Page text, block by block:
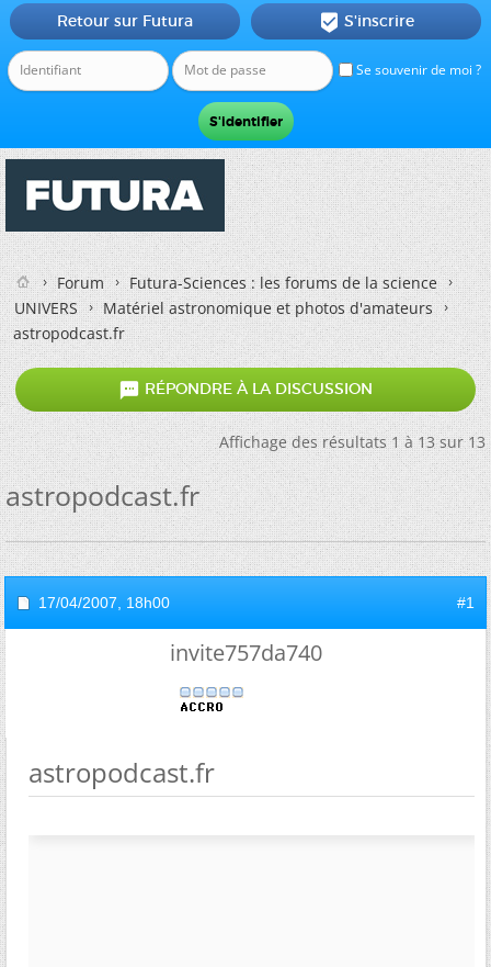
Se souvenir de moi ?
Retour sur Futura  S'inscrire
Forum
Futura-Sciences : les forums de la science
UNIVERS
Matériel astronomique et photos d'amateurs
astropodcast.fr
 RÉPONDRE À LA DISCUSSION
Affichage des résultats 1 à 13 sur 13
astropodcast.fr
17/04/2007, 18h00 #1
invite757da740
astropodcast.fr